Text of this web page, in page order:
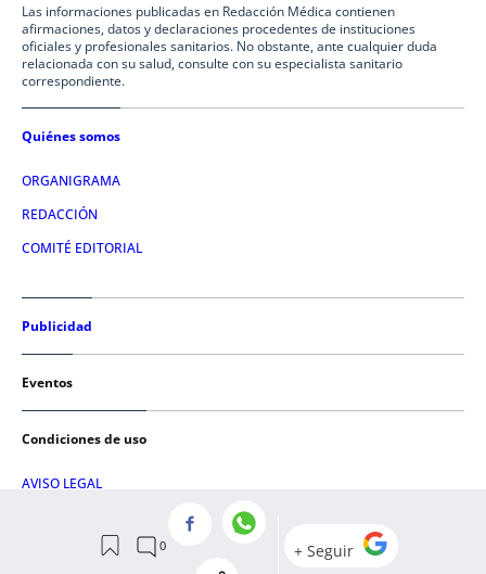
Las informaciones publicadas en Redacción Médica contienen
afirmaciones, datos y declaraciones procedentes de instituciones
oficiales y profesionales sanitarios. No obstante, ante cualquier duda
relacionada con su salud, consulte con su especialista sanitario
correspondiente.
Quiénes somos
ORGANIGRAMA
REDACCIÓN
COMITÉ EDITORIAL
Publicidad
Eventos
Condiciones de uso
AVISO LEGAL
POLÍTICA DE COOKIES